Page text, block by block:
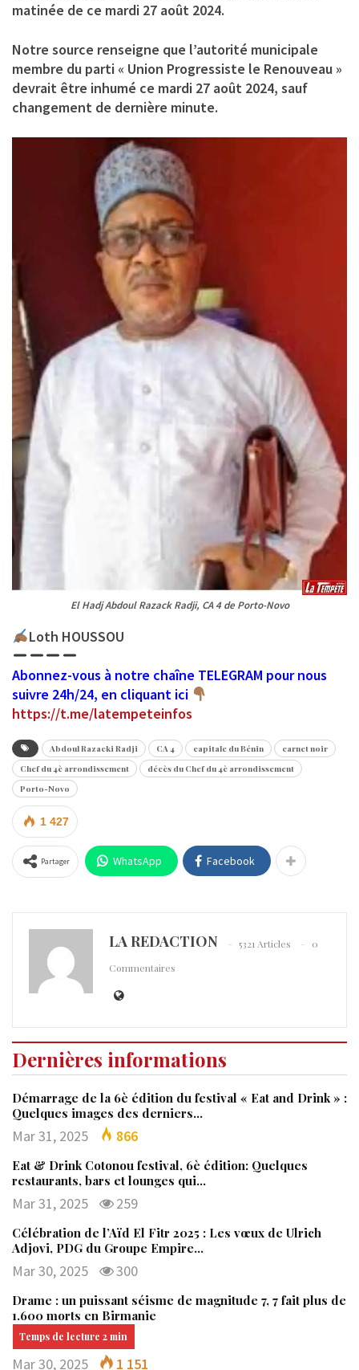
matinée de ce mardi 27 août 2024.
Notre source renseigne que l’autorité municipale
membre du parti « Union Progressiste le Renouveau »
devrait être inhumé ce mardi 27 août 2024, sauf
changement de dernière minute.
El Hadj Abdoul Razack Radji, CA 4 de Porto-Novo
Loth HOUSSOU
Abonnez-vous à notre chaîne TELEGRAM pour nous
suivre 24h/24, en cliquant ici
https://t.me/latempeteinfos
Abdoul Razacki Radji CA 4 capitale du Bénin
carnet noir
Chef du 4è arrondissement
décès du Chef du 4è arrondissement
Porto-Novo
1 427
Partager WhatsApp Facebook
LA REDACTION 5321 Articles
0
Commentaires
Dernières informations
Démarrage de la 6è édition du festival « Eat and Drink » :
Quelques images des derniers…
Mar 31, 2025 866
Eat & Drink Cotonou festival, 6è édition: Quelques
restaurants, bars et lounges qui…
Mar 31, 2025 259
Célébration de l’Aïd El Fitr 2025 : Les vœux de Ulrich
Adjovi, PDG du Groupe Empire…
Mar 30, 2025 300
Drame : un puissant séisme de magnitude 7, 7 fait plus de
1.600 morts en Birmanie
Mar 30, 2025 1 151